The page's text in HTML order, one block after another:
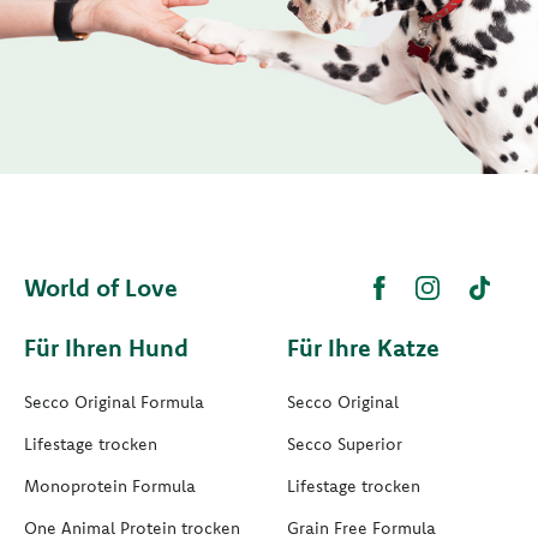
World of Love
Für Ihren Hund
Secco Original Formula
Lifestage trocken
Monoprotein Formula
One Animal Protein trocken
Für Ihre Katze
Secco Original
Secco Superior
Lifestage trocken
Grain Free Formula